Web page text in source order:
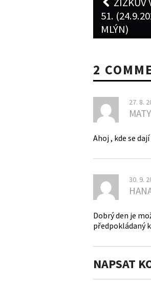
51.
MLÝN)
2
27. 8.
MATY
Ahoj , kde se
30. 9.
Dobrý den je
předpokládaný
NAPSAT